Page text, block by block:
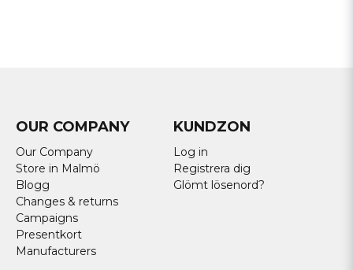
OUR COMPANY
Our Company
Store in Malmö
Blogg
Changes & returns
Campaigns
Presentkort
Manufacturers
KUNDZON
Log in
Registrera dig
Glömt lösenord?